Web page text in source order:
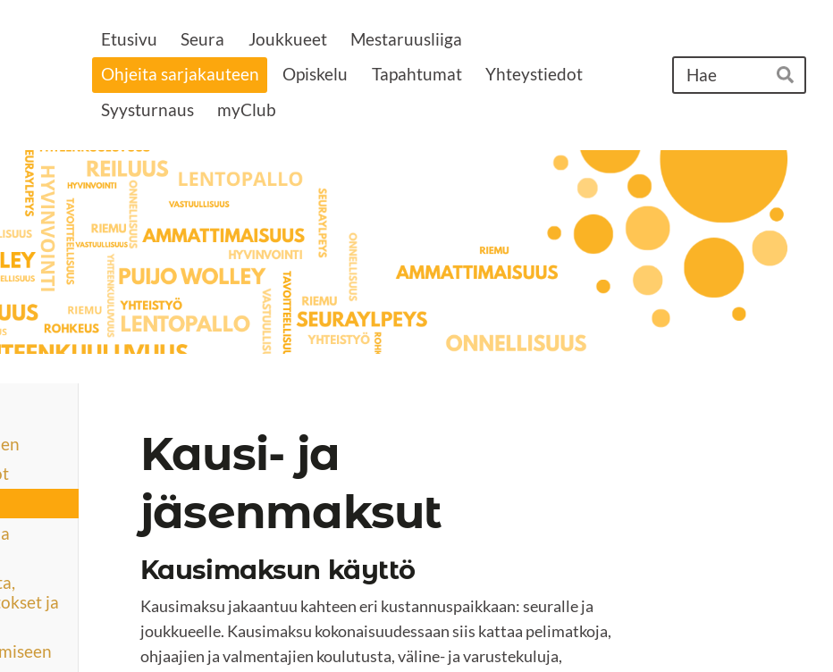
Etusivu Seura Joukkueet
Mestaruusliiga
Ohjeita sarjakauteen
Opiskelu Tapahtumat
Yhteystiedot
Syysturnaus
myClub
Hae
ja
Kausi- ja
jäsenmaksut
Kausimaksun käyttö
Kausimaksu jakaantuu kahteen eri kustannuspaikkaan: seuralle ja
joukkueelle. Kausimaksu kokonaisuudessaan siis kattaa pelimatkoja,
ohjaajien ja valmentajien koulutusta, väline- ja varustekuluja,